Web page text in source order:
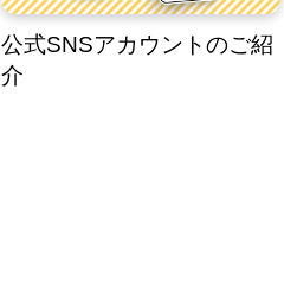
公式SNSアカウントのご紹
介